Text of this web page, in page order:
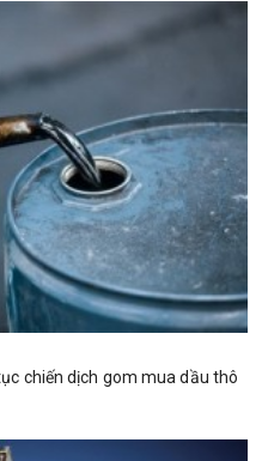
chiến dịch gom mua dầu thô